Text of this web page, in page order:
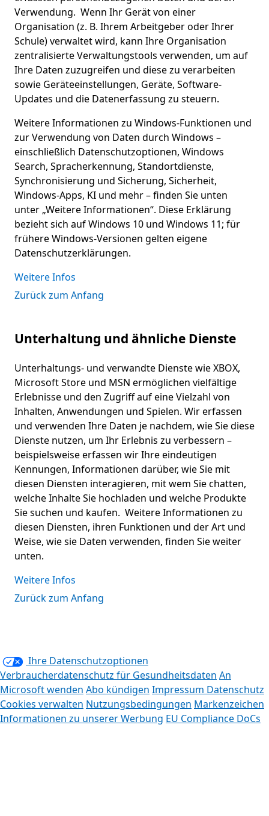
Verwendung. Wenn Ihr Gerät von einer
Organisation (z. B. Ihrem Arbeitgeber oder Ihrer
Schule) verwaltet wird, kann Ihre Organisation
zentralisierte Verwaltungstools verwenden, um auf
Ihre Daten zuzugreifen und diese zu verarbeiten
sowie Geräteeinstellungen, Geräte, Software-
Updates und die Datenerfassung zu steuern.
Weitere Informationen zu Windows-Funktionen und
zur Verwendung von Daten durch Windows –
einschließlich Datenschutzoptionen, Windows
Search, Spracherkennung, Standortdienste,
Synchronisierung und Sicherung, Sicherheit,
Windows-Apps, KI und mehr – finden Sie unten
unter „Weitere Informationen“. Diese Erklärung
bezieht sich auf Windows 10 und Windows 11; für
frühere Windows-Versionen gelten eigene
Datenschutzerklärungen.
Weitere Infos
Zurück zum Anfang
Unterhaltung und ähnliche Dienste
Unterhaltungs- und verwandte Dienste wie XBOX,
Microsoft Store und MSN ermöglichen vielfältige
Erlebnisse und den Zugriff auf eine Vielzahl von
Inhalten, Anwendungen und Spielen. Wir erfassen
und verwenden Ihre Daten je nachdem, wie Sie diese
Dienste nutzen, um Ihr Erlebnis zu verbessern –
beispielsweise erfassen wir Ihre eindeutigen
Kennungen, Informationen darüber, wie Sie mit
diesen Diensten interagieren, mit wem Sie chatten,
welche Inhalte Sie hochladen und welche Produkte
Sie suchen und kaufen. Weitere Informationen zu
diesen Diensten, ihren Funktionen und der Art und
Weise, wie sie Daten verwenden, finden Sie weiter
unten.
Weitere Infos
Zurück zum Anfang
Ihre Datenschutzoptionen
Verbraucherdatenschutz für Gesundheitsdaten An
Microsoft wenden Abo kündigen Impressum Datenschutz
Cookies verwalten Nutzungsbedingungen Markenzeichen
Informationen zu unserer Werbung EU Compliance DoCs